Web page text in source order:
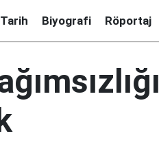
Tarih Biyografi Röportaj